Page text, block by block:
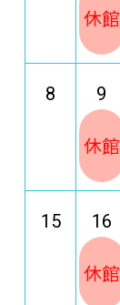
休館
8 9
休館
15 16
休館